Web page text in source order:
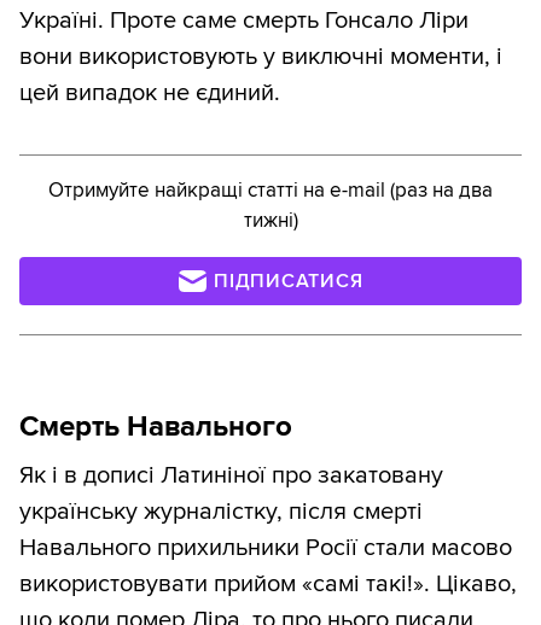
Україні. Проте саме смерть Гонсало Ліри
вони використовують у виключні моменти, і
цей випадок не єдиний.
Отримуйте найкращі статті на e-mail (раз на два
тижні)
ПІДПИСАТИСЯ
Смерть Навального
Як і в дописі Латиніної про закатовану
українську журналістку, після смерті
Навального прихильники Росії стали масово
використовувати прийом «самі такі!». Цікаво,